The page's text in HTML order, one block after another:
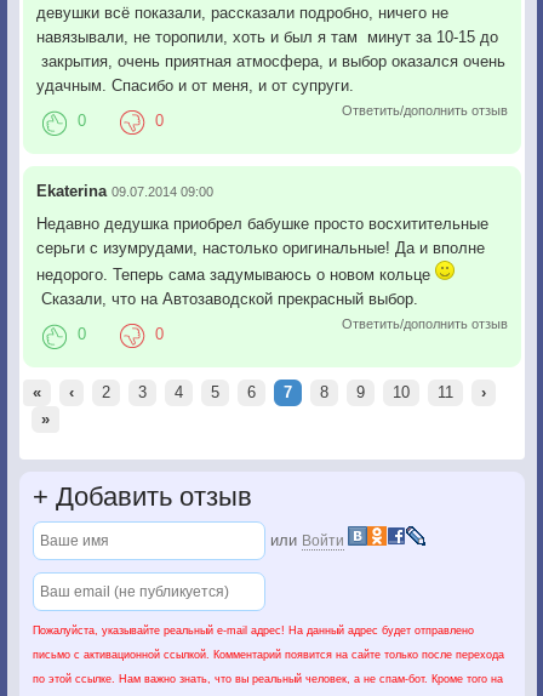
девушки всё показали, рассказали подробно, ничего не
навязывали, не торопили, хоть и был я там минут за 10-15 до
закрытия, очень приятная атмосфера, и выбор оказался очень
удачным. Спасибо и от меня, и от супруги.
Ответить/дополнить отзыв
0 0
Ekaterina 09.07.2014 09:00
Недавно дедушка приобрел бабушке просто восхитительные
серьги с изумрудами, настолько оригинальные! Да и вполне
недорого. Теперь сама задумываюсь о новом кольце
Сказали, что на Автозаводской прекрасный выбор.
Ответить/дополнить отзыв
0 0
« ‹ 2 3 4 5 6 7 8 9 10 11
›
»
+ Добавить отзыв
или Войти
Пожалуйста, указывайте реальный e-mail адрес! На данный адрес будет отправлено
письмо с активационной ссылкой. Комментарий появится на сайте только после перехода
по этой ссылке. Нам важно знать, что вы реальный человек, а не спам-бот. Кроме того на